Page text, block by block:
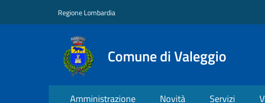
Regione Lombardia
Comune di Valeggio
Amministrazione Novità Servizi